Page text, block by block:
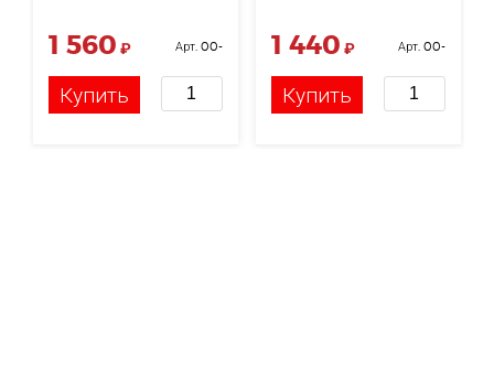
1 560 ₽
Арт. 00-
Купить
Distrada черный
1 440 ₽
Арт. 00-
Купить